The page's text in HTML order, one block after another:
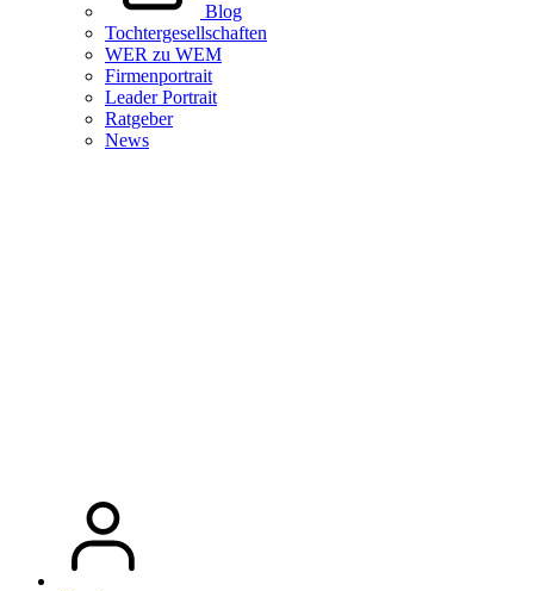
Blog
Tochtergesellschaften
WER zu WEM
Firmenportrait
Leader Portrait
Ratgeber
News